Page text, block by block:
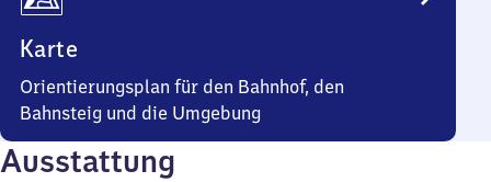
Karte
Orientierungsplan für den Bahnhof, den
Bahnsteig und die Umgebung
Ausstattung